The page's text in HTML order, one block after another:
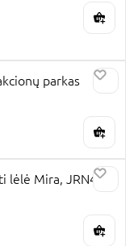
parkas
lėlė Mira, JRN41